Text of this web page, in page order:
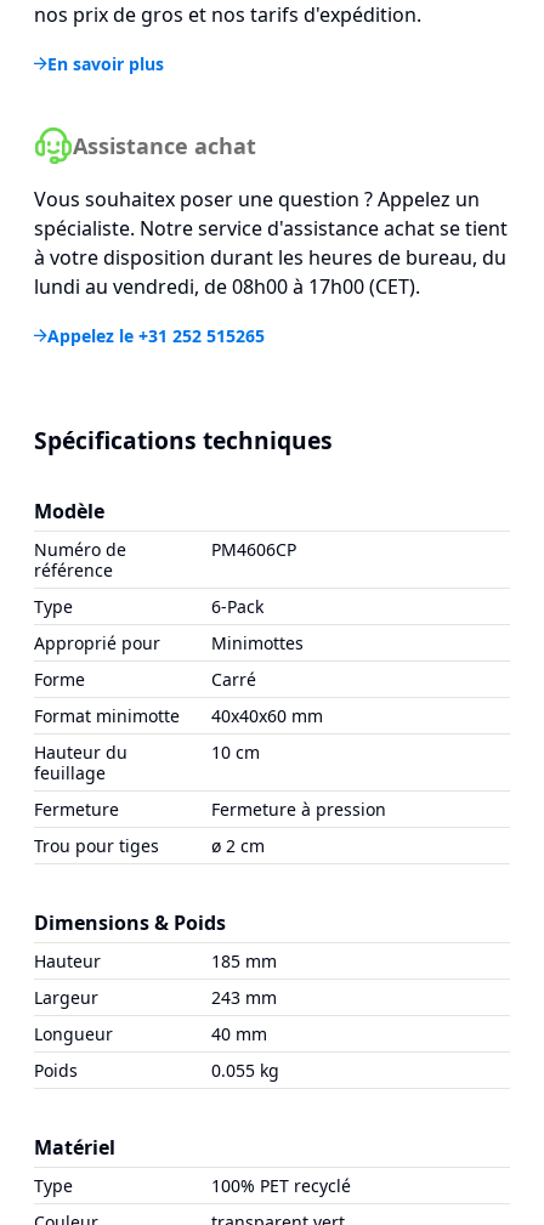
nos prix de gros et nos tarifs d'expédition.
En savoir plus
Assistance achat
Vous souhaitex poser une question ? Appelez un
spécialiste. Notre service d'assistance achat se tient
à votre disposition durant les heures de bureau, du
lundi au vendredi, de 08h00 à 17h00 (CET).
Appelez le +31 252 515265
Spécifications techniques
Modèle
Numéro de
référence
PM4606CP
Type
6-Pack
Approprié pour
Minimottes
Forme
Carré
Format minimotte
40x40x60 mm
Hauteur du
feuillage
10 cm
Fermeture
Fermeture à pression
Trou pour tiges
ø 2 cm
Dimensions & Poids
Hauteur
185 mm
Largeur
243 mm
Longueur
40 mm
Poids
0.055 kg
Matériel
Type
100% PET recyclé